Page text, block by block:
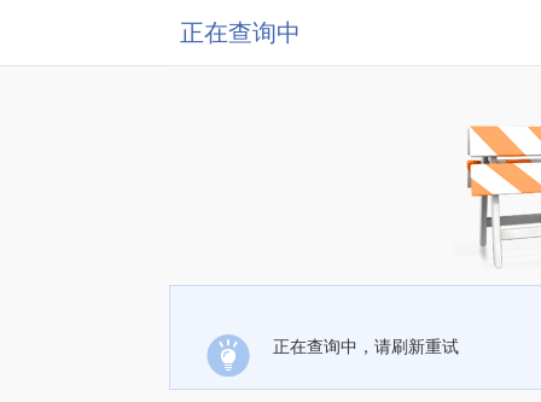
正在查询中
正在查询中，请刷新重试